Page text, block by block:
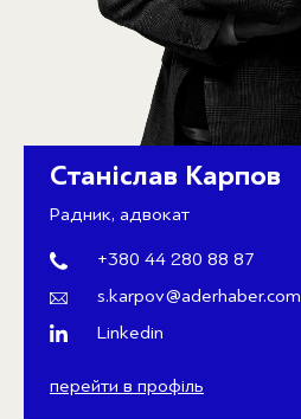
Станіслав Карпов
Радник, адвокат
+380 44 280 88 87
s.karpov@aderhaber.com
Linkedin
перейти в профіль